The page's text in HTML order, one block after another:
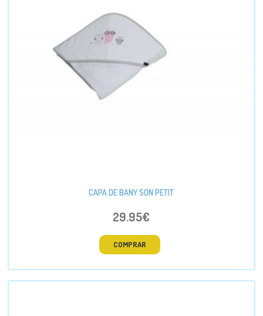
CAPA DE BANY SON PETIT
29.95€
COMPRAR